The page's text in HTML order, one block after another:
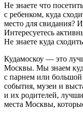
Не знаете что
с ребенком, куда
место для свидания?
Интересуетесь
Не знаете куда
Кудамоскоу — это
Москвы. Мы знаем
с парнем или
события, музеи и
и их родителей,
места Москвы,